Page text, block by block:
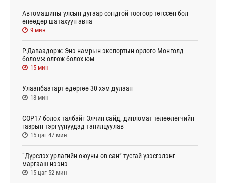
Автомашины улсын дугаар сондгой тоогоор төгссөн бол
өнөөдөр шатахуун авна
9 мин
Р.Даваадорж: Энэ намрын экспортын орлого Монголд
боломж олгож болох юм
15 мин
Улаанбаатарт өдөртөө 30 хэм дулаан
18 мин
СОР17 болох талбайг Элчин сайд, дипломат төлөөлөгчийн
газрын тэргүүнүүдэд танилцуулав
15 цаг 47 мин
“Дүрслэх урлагийн оюуны өв сан” тусгай үзэсгэлэнг
маргааш нээнэ
15 цаг 52 мин